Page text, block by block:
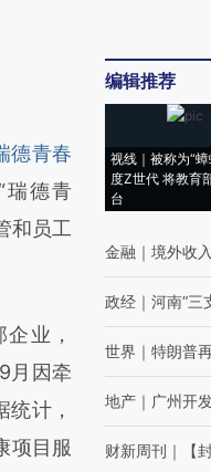
炼总结
不代表
文细致
德青春
瑞德青
和员工
业，
月因牵
计，
项目服
编辑推荐
视线｜被称为“蟑
度Z世代 将教育
台
金融 ｜ 境外收
政经 ｜ 河南“三
世界 ｜ 特朗普
地产 ｜ 广州开
财新周刊 ｜ 【